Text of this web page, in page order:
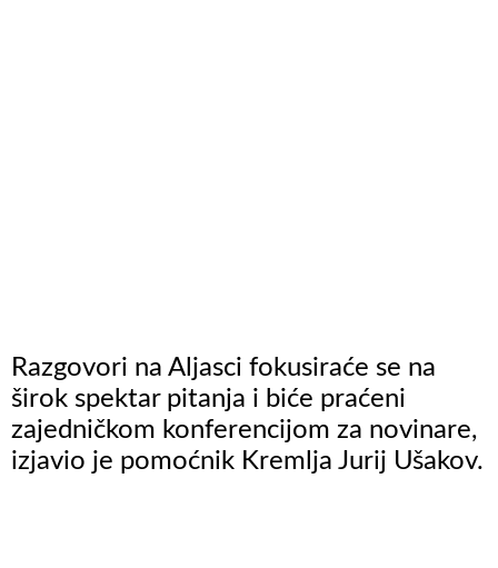
Razgovori na Aljasci fokusiraće se na
širok spektar pitanja i biće praćeni
zajedničkom konferencijom za novinare,
izjavio je pomoćnik Kremlja Jurij Ušakov.